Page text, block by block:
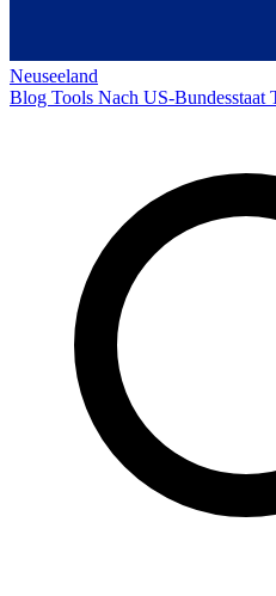
Neuseeland
Blog Tools Nach US-Bundesstaat